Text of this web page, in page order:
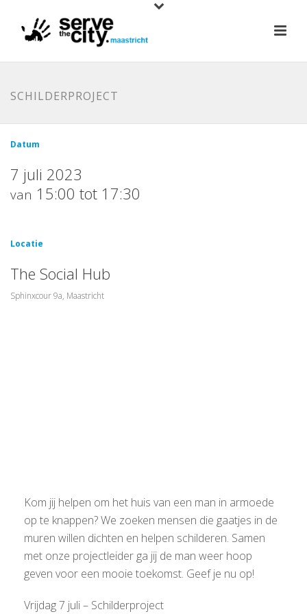
SCHILDERPROJECT
Datum
7 juli 2023
van 15:00 tot 17:30
Locatie
The Social Hub
Sphinxcour 9a, Maastricht
Kom jij helpen om het huis van een man in armoede
op te knappen? We zoeken mensen die gaatjes in de
muren willen dichten en helpen schilderen. Samen
met onze projectleider ga jij de man weer hoop
geven voor een mooie toekomst. Geef je nu op!
Vrijdag 7 juli – Schilderproject